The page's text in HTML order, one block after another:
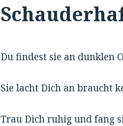
Du findest sie an dunklen
Sie lacht Dich an braucht
Trau Dich ruhig und fang